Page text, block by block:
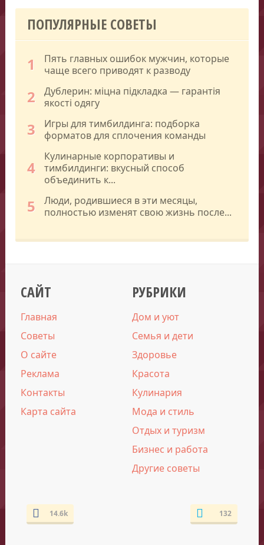
ПОПУЛЯРНЫЕ СОВЕТЫ
1
Пять главных ошибок мужчин, которые
чаще всего приводят к разводу
2
Дублерин: міцна підкладка — гарантія
якості одягу
3
Игры для тимбилдинга: подборка
форматов для сплочения команды
4
Кулинарные корпоративы и
тимбилдинги: вкусный способ
объединить к...
5
Люди, родившиеся в эти месяцы,
полностью изменят свою жизнь после...
САЙТ
Главная
Советы
О сайте
Реклама
Контакты
Карта сайта
РУБРИКИ
Дом и уют
Семья и дети
Здоровье
Красота
Кулинария
Мода и стиль
Отдых и туризм
Бизнес и работа
Другие советы
14.6k 132